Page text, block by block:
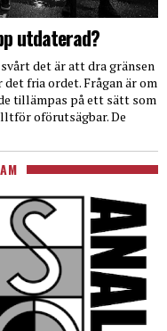
utdaterad?
det är att dra gränsen
fria ordet. Frågan är om
tillämpas på ett sätt som
oförutsägbar. De